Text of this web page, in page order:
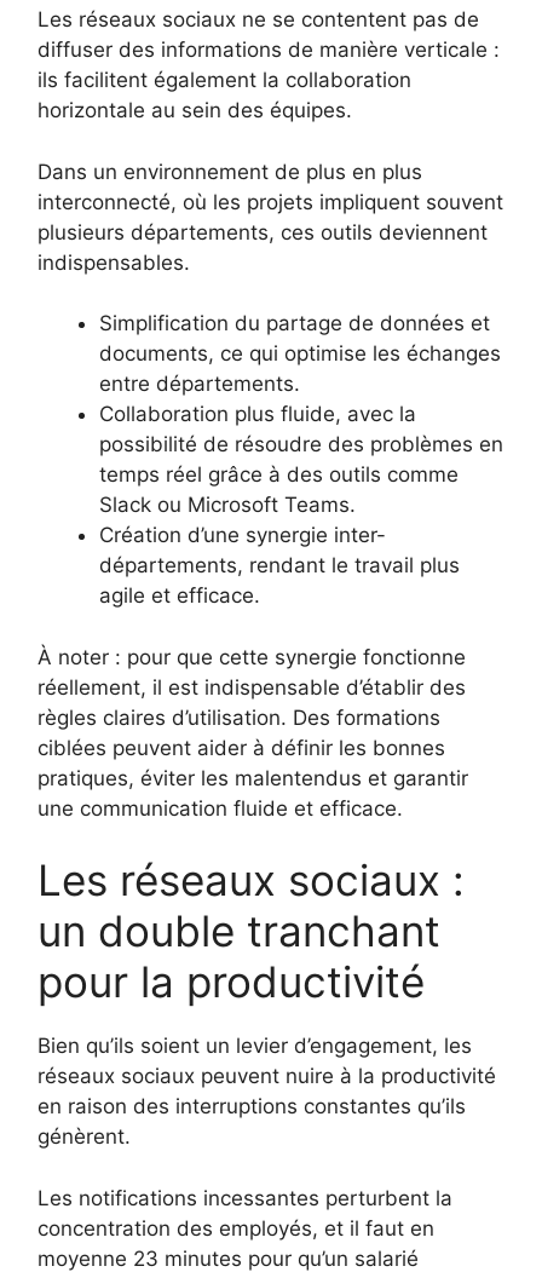
Les réseaux sociaux ne se contentent pas de
diffuser des informations de manière verticale :
ils facilitent également la collaboration
horizontale au sein des équipes.
Dans un environnement de plus en plus
interconnecté, où les projets impliquent souvent
plusieurs départements, ces outils deviennent
indispensables.
Simplification du partage de données et
documents, ce qui optimise les échanges
entre départements.
Collaboration plus fluide, avec la
possibilité de résoudre des problèmes en
temps réel grâce à des outils comme
Slack ou Microsoft Teams.
Création d’une synergie inter-
départements, rendant le travail plus
agile et efficace.
À noter : pour que cette synergie fonctionne
réellement, il est indispensable d’établir des
règles claires d’utilisation. Des formations
ciblées peuvent aider à définir les bonnes
pratiques, éviter les malentendus et garantir
une communication fluide et efficace.
Les réseaux sociaux :
un double tranchant
pour la productivité
Bien qu’ils soient un levier d’engagement, les
réseaux sociaux peuvent nuire à la productivité
en raison des interruptions constantes qu’ils
génèrent.
Les notifications incessantes perturbent la
concentration des employés, et il faut en
moyenne 23 minutes pour qu’un salarié